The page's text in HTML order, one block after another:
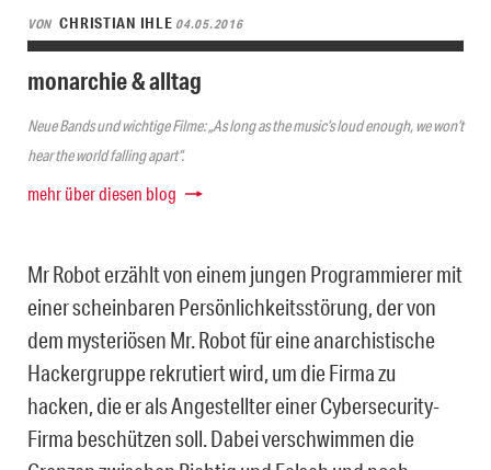
VON CHRISTIAN IHLE 04.05.2016
monarchie & alltag
Neue Bands und wichtige Filme: „As long as the music’s loud enough, we won’t
hear the world falling apart“.
mehr über diesen blog
Mr Robot erzählt von einem jungen Programmierer mit
einer scheinbaren Persönlichkeitsstörung, der von
dem mysteriösen Mr. Robot für eine anarchistische
Hackergruppe rekrutiert wird, um die Firma zu
hacken, die er als Angestellter einer Cybersecurity-
Firma beschützen soll. Dabei verschwimmen die